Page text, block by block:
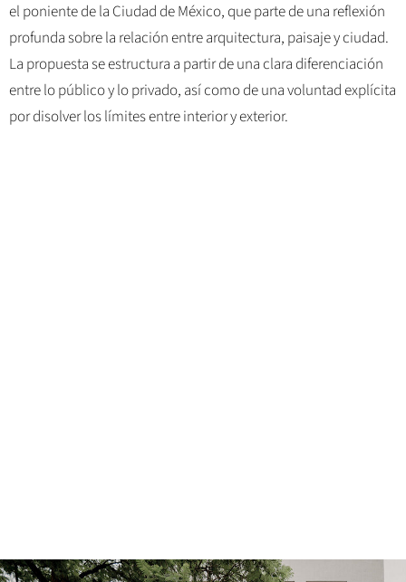
el poniente de la Ciudad de México, que parte de una reflexión
profunda sobre la relación entre arquitectura, paisaje y ciudad.
La propuesta se estructura a partir de una clara diferenciación
entre lo público y lo privado, así como de una voluntad explícita
por disolver los límites entre interior y exterior.